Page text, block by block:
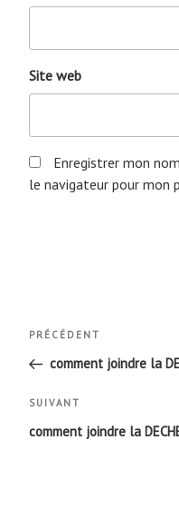
Site web
Enregistrer mon
le navigateur pour mon
Navigation
de
l’article
Article
précédent
PRÉCÉDENT
comment joindre la
Article
suivant
SUIVANT
comment joindre la